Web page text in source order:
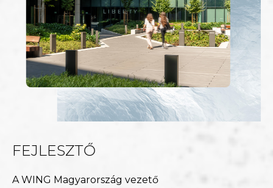
FEJLESZTŐ
A WING Magyarország vezető